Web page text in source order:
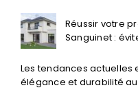
Réussir votre
Sanguinet :
Les tendances actuelles
élégance et durabilité